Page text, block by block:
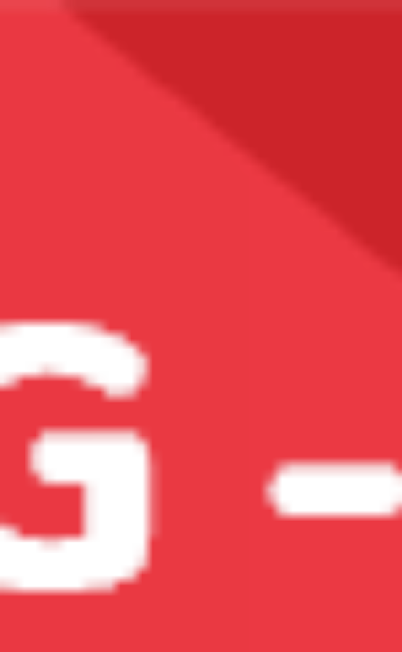
Bổ Sung Magiê (Mg)
Bổ Sung Sắt (Fe)
Bổ Sung Canxi (Ca)
Xem Tất Cả
Collagen
Omega 3-6-9
Men Vi sinh
Vitamin Cho Bé
Vitamin Cho Mẹ Bầu